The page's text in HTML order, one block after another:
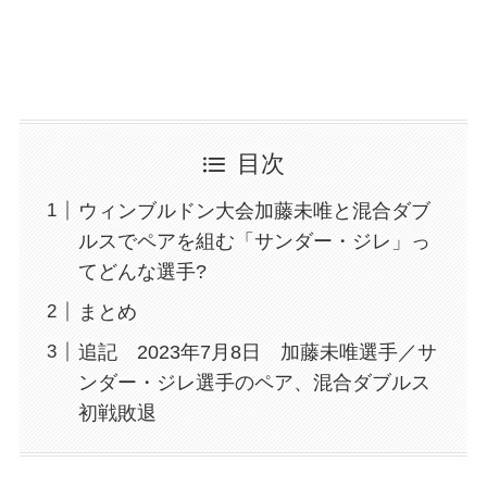
目次
ウィンブルドン大会加藤未唯と混合ダブ
ルスでペアを組む「サンダー・ジレ」っ
てどんな選手?
まとめ
追記 2023年7月8日 加藤未唯選手／サ
ンダー・ジレ選手のペア、混合ダブルス
初戦敗退